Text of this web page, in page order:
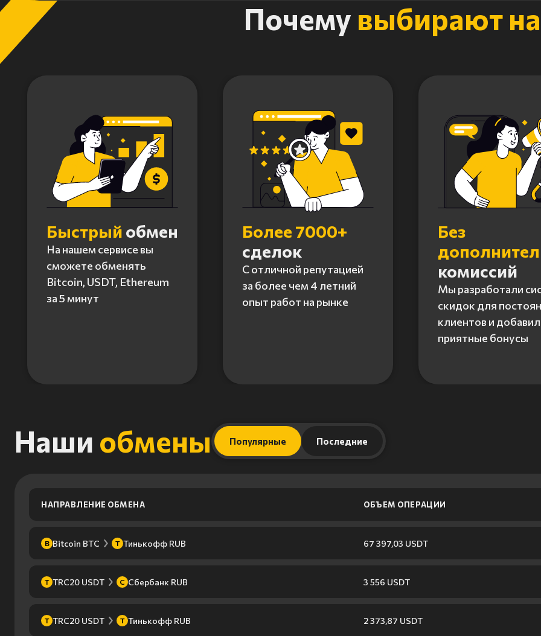
3
Почему выбирают
Быстрый обмен
На нашем сервисе вы
сможете обменять
Bitcoin, USDT, Ethereum
за 5 минут
Более 7000+
сделок
С отличной репутацией
за более чем 4 летний
опыт работ на рынке
Без
комиссий
Мы разработали
скидок для
клиентов и
приятные бонусы
Наши обмены Популярные Последние
НАПРАВЛЕНИЕ ОБМЕНА ОБЪЕМ ОПЕРАЦИИ
B Bitcoin BTC Т Тинькофф RUB 67 397,03 USDT
T TRC20 USDT С Сбербанк RUB 3 556 USDT
T TRC20 USDT Т Тинькофф RUB 2 373,87 USDT